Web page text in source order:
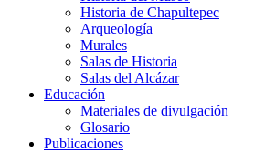
Historia de Chapultepec
Arqueología
Murales
Salas de Historia
Salas del Alcázar
Educación
Materiales de divulgación
Glosario
Publicaciones